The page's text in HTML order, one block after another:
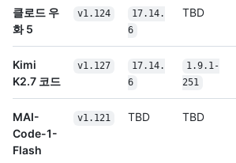
클로드 우
화 5
v1.124
17.14.
6
TBD
Kimi
K2.7 코드
v1.127
17.14.
6
1.9.1-
251
MAI-
Code-1-
Flash
v1.121 TBD TBD